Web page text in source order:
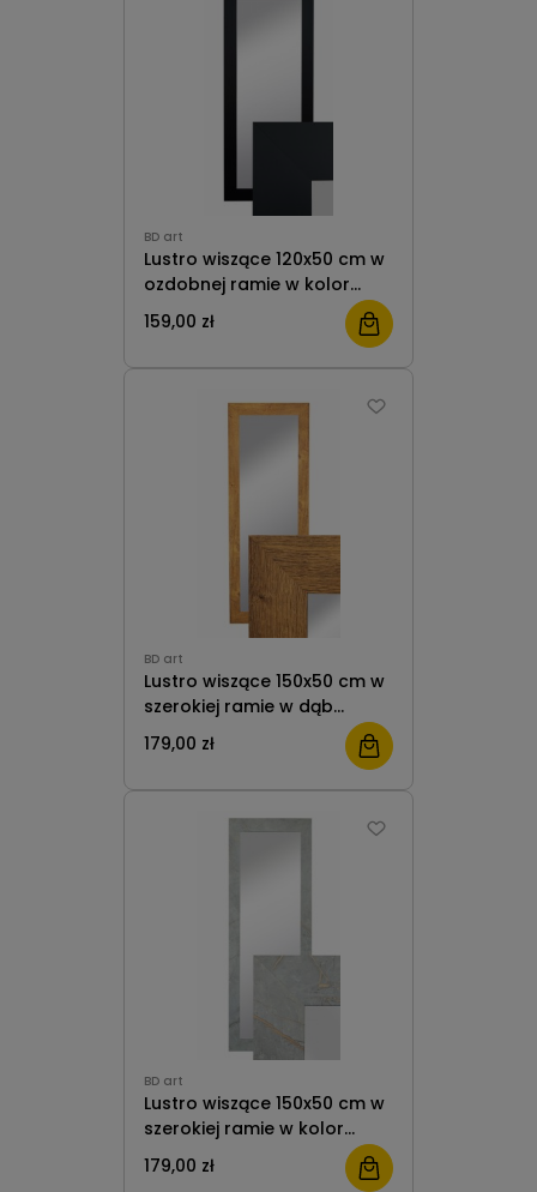
BD art
Lustro wiszące 120x50 cm w
ozdobnej ramie w kolor
czarny do salonu pokoju
przedpokoju B.D. Art
159,00 zł
BD art
Lustro wiszące 150x50 cm w
szerokiej ramie w dąb
olejowany do salonu pokoju
przedpokoju B.D. Art
179,00 zł
BD art
Lustro wiszące 150x50 cm w
szerokiej ramie w kolor
beton szary złoty do salonu
pokoju przedpokoju B.D. Art
179,00 zł